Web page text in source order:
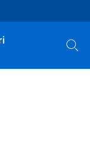
Cerca